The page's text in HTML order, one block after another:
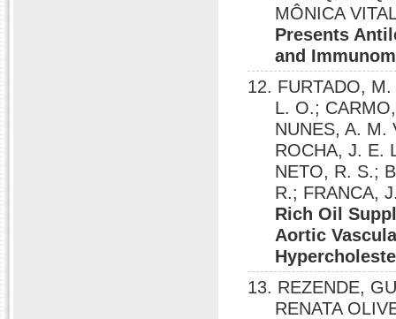
MÔNICA
Presents
and
12. FURTADO,
L. O.;
NUNES, A. M.
ROCHA, J. E.
NETO, R. S.;
R.; FRANCA,
Rich Oil
Aortic
13. REZENDE,
RENATA